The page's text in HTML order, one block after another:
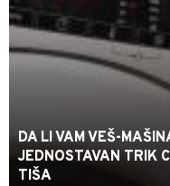
DA LI VAM VEŠ-
JEDNOSTAVAN TRIK
TIŠA